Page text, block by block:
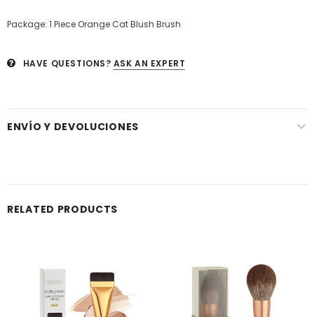
Package: 1 Piece Orange Cat Blush Brush
HAVE QUESTIONS? ASK AN EXPERT
ENVÍO Y DEVOLUCIONES
RELATED PRODUCTS